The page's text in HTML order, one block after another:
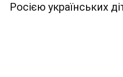
Росією українських